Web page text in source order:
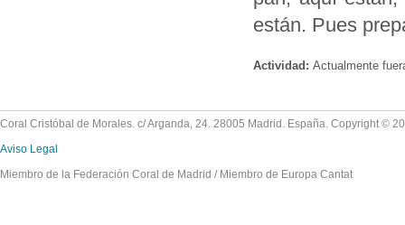
están. Pues
Actividad: Actualmente
Coral Cristóbal de Morales. c/ Arganda, 24. 28005 Madrid. España. Copyright ©
Aviso Legal
Miembro de la Federación Coral de Madrid / Miembro de Europa Cantat